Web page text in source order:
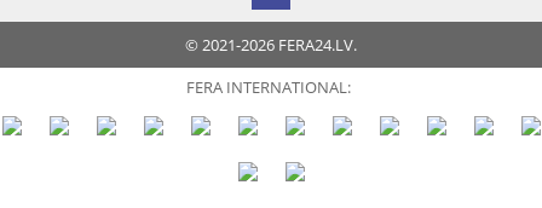
© 2021-2026 FERA24.LV.
FERA INTERNATIONAL: